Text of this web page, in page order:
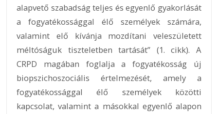
alapvető szabadság teljes és egyenlő gyakorlását
a fogyatékossággal élő személyek számára,
valamint elő kívánja mozdítani veleszületett
méltóságuk tiszteletben tartását” (1. cikk). A
CRPD magában foglalja a fogyatékosság új
biopszichoszociális értelmezését, amely a
fogyatékossággal élő személyek közötti
kapcsolat, valamint a másokkal egyenlő alapon